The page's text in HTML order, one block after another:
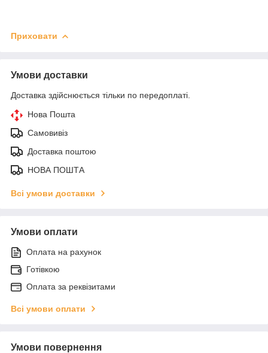
Приховати
Умови доставки
Доставка здійснюється тільки по передоплаті.
Нова Пошта
Самовивіз
Доставка поштою
НОВА ПОШТА
Всі умови доставки
Умови оплати
Оплата на рахунок
Готівкою
Оплата за реквізитами
Всі умови оплати
Умови повернення